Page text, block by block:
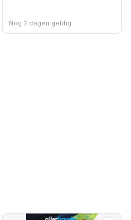
Nog 2 dagen geldig